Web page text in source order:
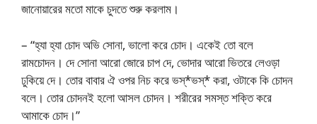
জানোয়ারের মতো মাকে চুদতে শুরু করলাম।
– “হ্যা হ্যা চোদ অভি সোনা, ভালো করে চোদ। একেই তো বলে
রামচোদন। দে সোনা আরো জোরে চাপ দে, ভোদার আরো ভিতরে লেওড়া
ঢুকিয়ে দে। তোর বাবার ঐ ওপর নিচ করে ভস্*ভস্* করা, ওটাকে কি চোদন
বলে। তোর চোদনই হলো আসল চোদন। শরীরের সমস্ত শক্তি করে
আমাকে চোদ।”